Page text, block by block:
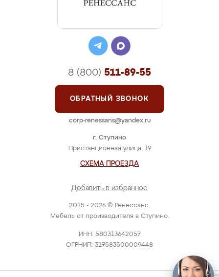
2015 - 2026 © Ренессанс.
Мебель от производителя в Ступино.
ИНН: 580313642057
ОГРНИП: 317583500009448
г. Ступино
Пристанционная улица, 19
СХЕМА ПРОЕЗДА
Добавить в избранное
8 (800) 511-89-55
ОБРАТНЫЙ ЗВОНОК
corp-renessans@yandex.ru